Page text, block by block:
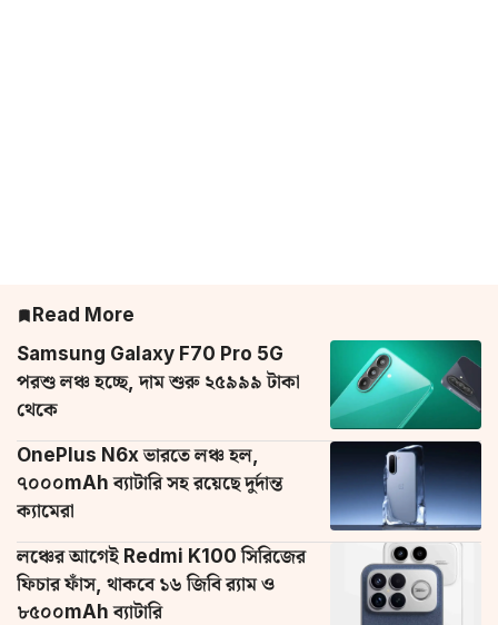
Read More
Samsung Galaxy F70 Pro 5G
পরশু লঞ্চ হচ্ছে, দাম শুরু ২৫৯৯৯ টাকা
থেকে
OnePlus N6x ভারতে লঞ্চ হল,
৭০০০mAh ব্যাটারি সহ রয়েছে দুর্দান্ত
ক্যামেরা
লঞ্চের আগেই Redmi K100 সিরিজের
ফিচার ফাঁস, থাকবে ১৬ জিবি র‌্যাম ও
৮৫০০mAh ব্যাটারি